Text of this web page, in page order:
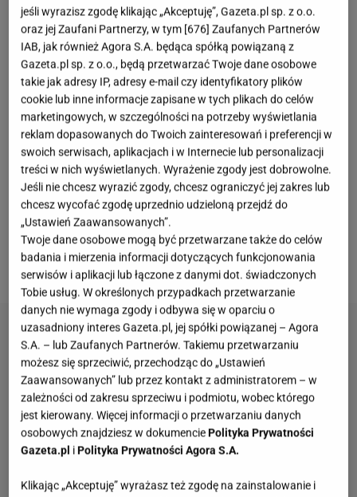
programie"halo tu polsat". Na ekranie towarzyszy
jejMaciej Kurzajewski . Niedawno prowadzący
gościli w programie zawodników wrestlingu, czyli
rozrywki sportowej łączącej elementy walki i
spektaklu.W pewnym panowie się pokłócili i pobili.
Prawdopodobnie była to ustawka, ale Katarzyna
Cichopek interweniowała. - Panowie, ja was bardzo
proszę - wołała prowadząca. Zkuchniprzyleciał
nawetRafał Maserak, który pomógł rozdzielić gości.
Po emocjonujących chwilach przyszedł czas na
taneczne wytchnienie. Wszystko skomentowała
Iwona Pavlović.
jeśli wyrazisz zgodę klikając „Akceptuję”, Gazeta.pl sp. z o.o.
oraz jej Zaufani Partnerzy, w tym [676] Zaufanych Partnerów
IAB, jak również Agora S.A. będąca spółką powiązaną z
Gazeta.pl sp. z o.o., będą przetwarzać Twoje dane osobowe
takie jak adresy IP, adresy e-mail czy identyfikatory plików
cookie lub inne informacje zapisane w tych plikach do celów
marketingowych, w szczególności na potrzeby wyświetlania
reklam dopasowanych do Twoich zainteresowań i preferencji w
swoich serwisach, aplikacjach i w Internecie lub personalizacji
treści w nich wyświetlanych. Wyrażenie zgody jest dobrowolne.
Jeśli nie chcesz wyrazić zgody, chcesz ograniczyć jej zakres lub
chcesz wycofać zgodę uprzednio udzieloną przejdź do
„Ustawień Zaawansowanych”.
Twoje dane osobowe mogą być przetwarzane także do celów
badania i mierzenia informacji dotyczących funkcjonowania
serwisów i aplikacji lub łączone z danymi dot. świadczonych
Tobie usług. W określonych przypadkach przetwarzanie
danych nie wymaga zgody i odbywa się w oparciu o
uzasadniony interes Gazeta.pl, jej spółki powiązanej – Agora
S.A. – lub Zaufanych Partnerów. Takiemu przetwarzaniu
możesz się sprzeciwić, przechodząc do „Ustawień
Zaawansowanych” lub przez kontakt z administratorem – w
zależności od zakresu sprzeciwu i podmiotu, wobec którego
jest kierowany. Więcej informacji o przetwarzaniu danych
osobowych znajdziesz w dokumenciePolityka Prywatności
Gazeta.pl iPolityka Prywatności Agora S.A.
Klikając „Akceptuję” wyrażasz też zgodę na zainstalowanie i